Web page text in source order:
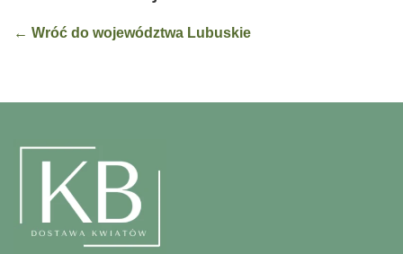
← Wróć do województwa Lubuskie